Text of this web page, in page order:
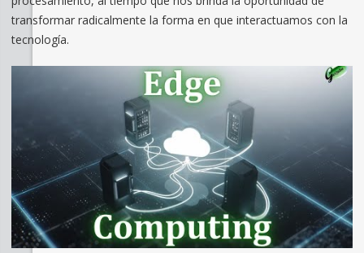
transformar radicalmente la forma en que interactuamos con la
tecnología.